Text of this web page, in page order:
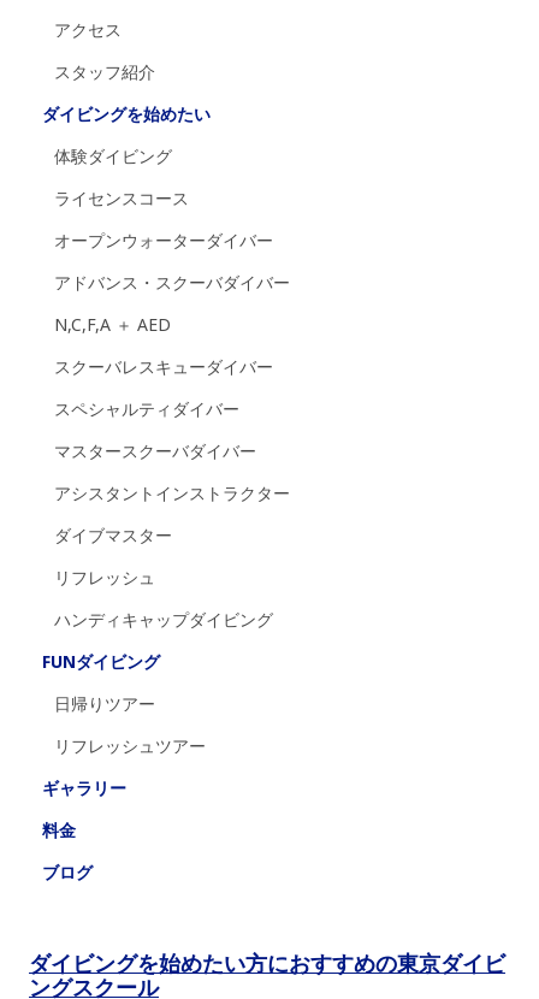
アクセス
スタッフ紹介
ダイビングを始めたい
体験ダイビング
ライセンスコース
オープンウォーターダイバー
アドバンス・スクーバダイバー
N,C,F,A ＋ AED
スクーバレスキューダイバー
スペシャルティダイバー
マスタースクーバダイバー
アシスタントインストラクター
ダイブマスター
リフレッシュ
ハンディキャップダイビング
FUNダイビング
日帰りツアー
リフレッシュツアー
ギャラリー
料金
ブログ
ダイビングを始めたい方におすすめの東京ダイビ
ングスクール